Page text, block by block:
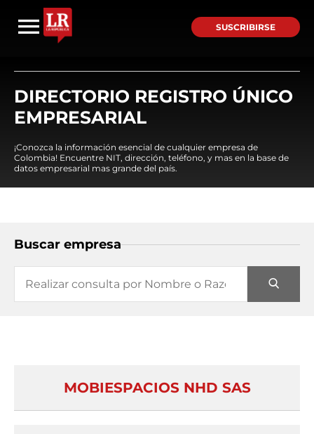
SUSCRIBIRSE
DIRECTORIO REGISTRO ÚNICO
EMPRESARIAL
¡Conozca la información esencial de cualquier empresa de
Colombia! Encuentre NIT, dirección, teléfono, y mas en la base de
datos empresarial mas grande del país.
Buscar empresa
MOBIESPACIOS NHD SAS